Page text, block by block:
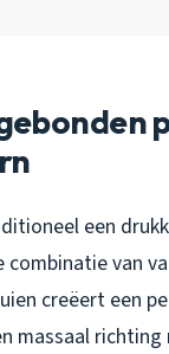
een
combinatie van
creëert een
massaal